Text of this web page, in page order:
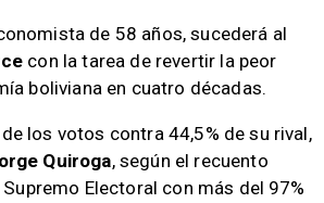
de 58 años, sucederá al
con la tarea de revertir la peor
boliviana en cuatro décadas.
los votos contra 44,5% de su rival,
Quiroga, según el recuento
Electoral con más del 97%